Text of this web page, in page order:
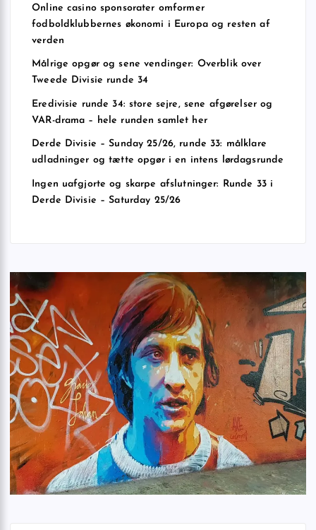
Online casino sponsorater omformer
fodboldklubbernes økonomi i Europa og resten af
verden
Målrige opgør og sene vendinger: Overblik over
Tweede Divisie runde 34
Eredivisie runde 34: store sejre, sene afgørelser og
VAR-drama – hele runden samlet her
Derde Divisie – Sunday 25/26, runde 33: målklare
udladninger og tætte opgør i en intens lørdagsrunde
Ingen uafgjorte og skarpe afslutninger: Runde 33 i
Derde Divisie – Saturday 25/26